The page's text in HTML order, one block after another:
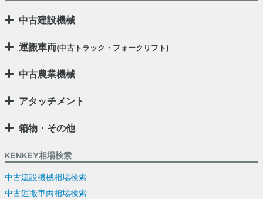
中古建設機械
運搬車両(中古トラック・フォークリフト)
中古農業機械
アタッチメント
箱物・その他
KENKEY相場検索
中古建設機械相場検索
中古運搬車両相場検索